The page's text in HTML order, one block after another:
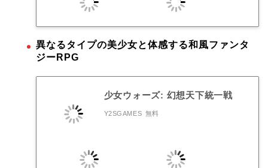
異なるタイプの美少女と体感する和風ファンタ
ジーRPG
少女ウォーズ: 幻想天下統一戦
Y2SGAMES 無料